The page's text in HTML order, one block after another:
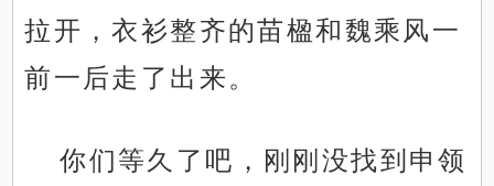
拉开，衣衫整齐的苗楹和魏乘风一
前一后走了出来。
你们等久了吧，刚刚没找到申领